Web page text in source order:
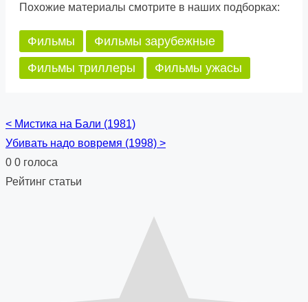
Похожие материалы смотрите в наших подборках:
Фильмы
Фильмы зарубежные
Фильмы триллеры
Фильмы ужасы
Posts
navigation
< Мистика на Бали (1981)
Убивать надо вовремя (1998) >
0 0 голоса
Рейтинг статьи